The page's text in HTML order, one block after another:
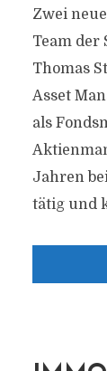
Zwei
Team der
Thomas
Asset
als
Jahren
tätig und